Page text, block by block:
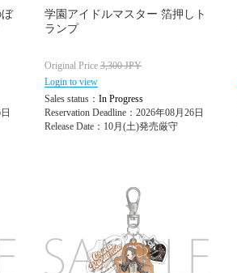
学園アイドルマスター 箔押しト
ランプ
Original Price 3,300JPY
Login to view
Sales status： In Progress
Reservation Deadline：2026年08月26日
Release Date：10月(土)発売厳守